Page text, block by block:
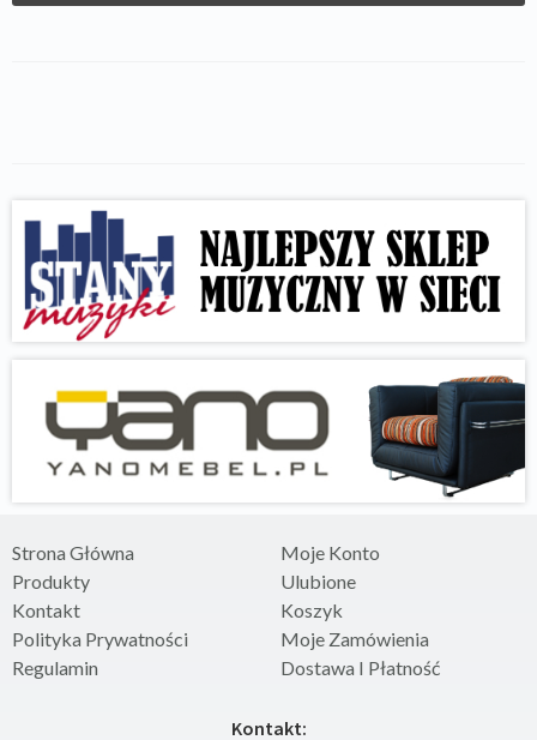
Strona Główna
Produkty
Kontakt
Polityka Prywatności
Regulamin
Moje Konto
Ulubione
Koszyk
Moje Zamówienia
Dostawa I Płatność
Kontakt: